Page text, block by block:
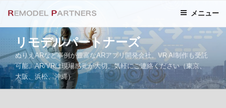
テ
ン
ツ
へ
ス
キ
リモデルパートナーズ
ぬりえARなど事例が豊富なARアプリ開発会社。VR AI制作も受託
可能。AR/VRは現場感覚が大切。気軽にご連絡ください（東京、
大阪、浜松、沖縄）
メニュー